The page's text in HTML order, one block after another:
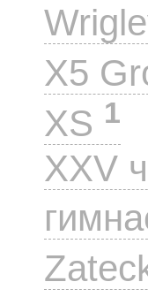
X5
XS 1
XXV